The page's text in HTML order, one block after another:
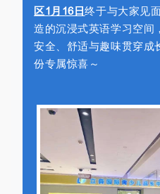
区1月16日终于与大家见
造的沉浸式英语学习空间
安全、舒适与趣味贯穿成
份专属惊喜～